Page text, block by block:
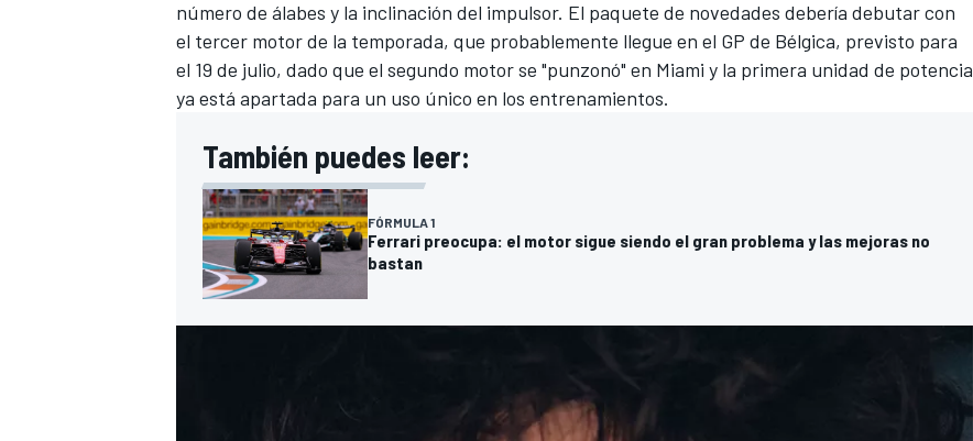
número de álabes y la inclinación del impulsor. El paquete de novedades debería debutar con
el tercer motor de la temporada, que probablemente llegue en el GP de Bélgica, previsto para
el 19 de julio, dado que el segundo motor se "punzonó" en Miami y la primera unidad de potencia
ya está apartada para un uso único en los entrenamientos.
También puedes leer:
FÓRMULA 1
Ferrari preocupa: el motor sigue siendo el gran problema y las mejoras no
bastan